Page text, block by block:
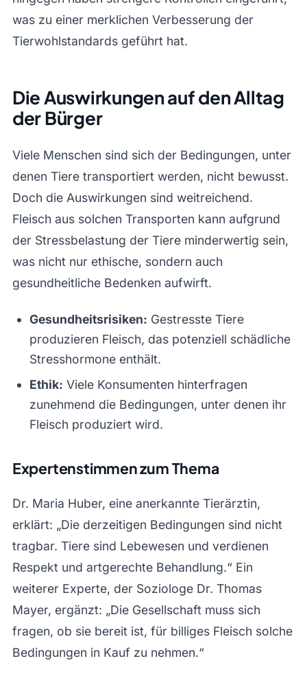
was zu einer merklichen Verbesserung der
Tierwohlstandards geführt hat.
Die Auswirkungen auf den Alltag
der Bürger
Viele Menschen sind sich der Bedingungen, unter
denen Tiere transportiert werden, nicht bewusst.
Doch die Auswirkungen sind weitreichend.
Fleisch aus solchen Transporten kann aufgrund
der Stressbelastung der Tiere minderwertig sein,
was nicht nur ethische, sondern auch
gesundheitliche Bedenken aufwirft.
Gesundheitsrisiken: Gestresste Tiere
produzieren Fleisch, das potenziell schädliche
Stresshormone enthält.
Ethik: Viele Konsumenten hinterfragen
zunehmend die Bedingungen, unter denen ihr
Fleisch produziert wird.
Expertenstimmen zum Thema
Dr. Maria Huber, eine anerkannte Tierärztin,
erklärt: „Die derzeitigen Bedingungen sind nicht
tragbar. Tiere sind Lebewesen und verdienen
Respekt und artgerechte Behandlung.“ Ein
weiterer Experte, der Soziologe Dr. Thomas
Mayer, ergänzt: „Die Gesellschaft muss sich
fragen, ob sie bereit ist, für billiges Fleisch solche
Bedingungen in Kauf zu nehmen.“